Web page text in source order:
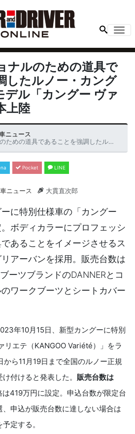
ナルのための道具で
したルノー・カング
デル「カングー ヴァ
上陸
ニュース
強調したルノー・カングーの特別限定モデル「カングー ヴァリエテ」が日本上陸
Pocket LINE
ニュース 大貫直次郎
に特別仕様車の「カングー
ボディカラーにプロフェッシ
あることをイメージさせるス
アーバンを採用。販売台数は
ーツブランドのDANNERとコ
ワークブーツとシートカバー
年10月15日、新型カングーに特別
リエテ（KANGOO Variété）」をラ
から11月19日まで全国のルノー正規
付けると発表した。 販売台数は
は419万円に設定。申込台数が限定台
申込が販売台数に達しない場合は
定する。